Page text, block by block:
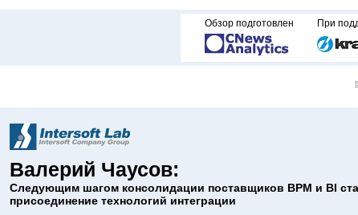
Обзор подготовлен При
Валерий Чаусов:
Следующим шагом консолидации поставщиков BPM и BI
присоединение технологий интеграции